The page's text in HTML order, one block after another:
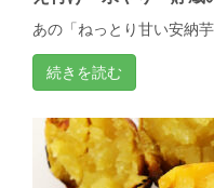
あの「ねっとり甘い安納
続きを読む